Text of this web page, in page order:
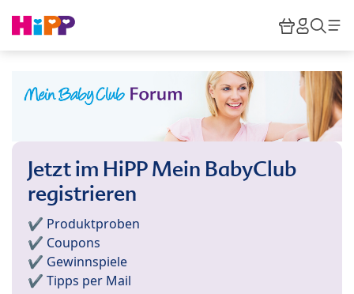
HiPP
Jetzt im HiPP Mein BabyClub
registrieren
✔️ Produktproben
✔️ Coupons
✔️ Gewinnspiele
✔️ Tipps per Mail